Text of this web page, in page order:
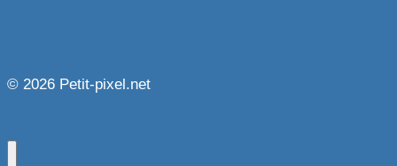
© 2026 Petit-pixel.net